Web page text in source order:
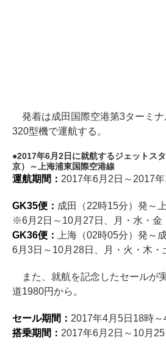
発着は成田国際空港第3ターミナ
320型機で運航する。
2017年6月2日に就航するジェットス
京）～上海浦東国際空港線
運航期間： 2017年6月2日～2017年
GK35便： 成田（22時15分）発～
※6月2日～10月27日、月・水・金
GK36便：
上海（02時05分）発～
6月3日～10月28日、月・火・木・
また、就航を記念したセールが
道1980円から。
セール期間： 2017年4月5日18時
搭乗期間： 2017年6月2日～10月25